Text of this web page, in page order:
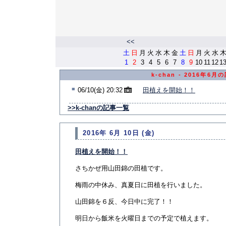
<<
土 日 月 火 水 木 金 土 日 月 火 水 木
1
2 3 4 5 6 7 8 9 10 11 12 13
k-chan - 2016年6月の
■ 06/10(金) 20:32 田植えを開始！！
>>k-chanの記事一覧
2016年 6月 10日 (金)
田植えを開始！！
さちかぜ用山田錦の田植です。
梅雨の中休み、真夏日に田植を行いました。
山田錦を６反、今日中に完了！！
明日から飯米を火曜日までの予定で植えます。